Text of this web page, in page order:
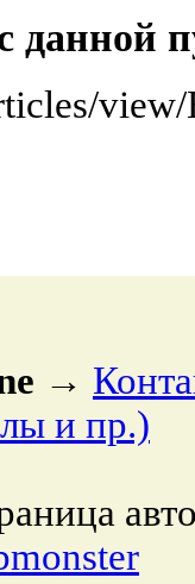
данной
→
и пр.)